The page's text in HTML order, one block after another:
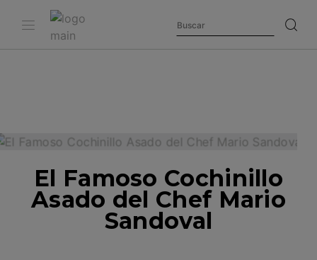
El Famoso Cochinillo
Asado del Chef Mario
Sandoval